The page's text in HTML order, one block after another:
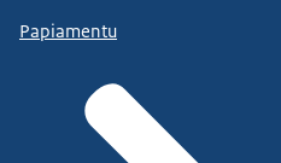
Papiamentu